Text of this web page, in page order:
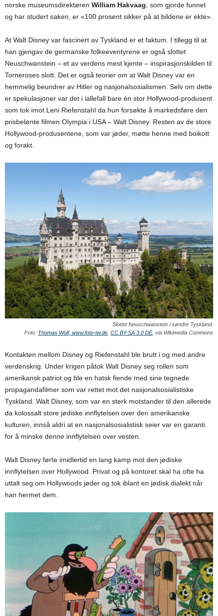
norske museumsdirektøren William Hakvaag , som gjorde funnet
og har studert saken, er «100 prosent sikker på at bildene er ekte».
At Walt Disney var fascinert av Tyskland er et faktum. I tillegg til at
han gjengav de germanske folkeeventyrene er også slottet
Neuschwanstein – et av verdens mest kjente – inspirasjonskilden til
Torneroses slott. Det er også teorier om at Walt Disney var en
hemmelig beundrer av Hitler og nasjonalsosialismen. Selv om dette
er spekulasjoner var det i iallefall bare én stor Hollywood-produsent
som tok imot Leni Riefenstahl da hun forsøkte å markedsføre den
prisbelønte filmen Olympia i USA – Walt Disney. Resten av de store
Hollywood-produsentene, som var jøder, møtte henne med boikott
og forakt.
Slottet Neuschwanstein i søndre Tyskland.
Foto: Thomas Wolf, www.foto-tw.de CC BY-SA 3.0 DE, via Wikimedia Commons
Kontakten mellom Disney og Riefenstahl ble brutt i og med andre
verdenskrig. Under krigen påtok Walt Disney seg rollen som
amerikansk patriot og ble en hatsk fiende med sine tegnede
propagandafilmer som var rettet mot det nasjonalsosialistiske
Tyskland. Walt Disney, som var en sterk motstander til den allerede
da kolossalt store jødiske innflytelsen over den amerikanske
kulturen, innså aldri at en nasjonalsosialistisk seier var en garanti
for å minske denne innflytelsen over vesten.
Walt Disney førte imidlertid en lang kamp mot den jødiske
innflytelsen over Hollywood. Privat og på kontoret skal ha ofte ha
uttalt seg om Hollywoods jøder og tok iblant en jødisk dialekt når
han hermet dem.